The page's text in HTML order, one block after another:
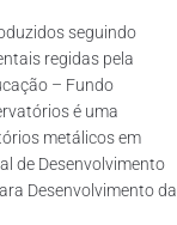
seguindo
regidas pela
– Fundo
é uma
metálicos em
de Desenvolvimento
Desenvolvimento da